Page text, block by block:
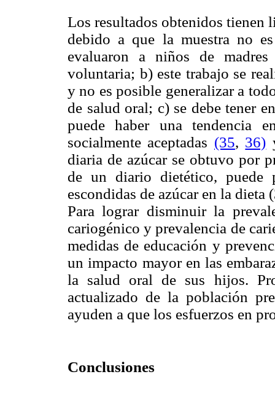
Los resultados obtenidos tienen
debido a que la muestra no
evaluaron a niños de
voluntaria; b) este trabajo se
y no es posible generalizar a
de salud oral; c) se debe tener
puede haber una tendencia
socialmente aceptadas (35, 36)
diaria de azúcar se obtuvo por
de un diario dietético, puede
escondidas de azúcar en la dieta
Para lograr disminuir la
cariogénico y prevalencia de
medidas de educación y
un impacto mayor en las
la salud oral de sus hijos.
actualizado de la población
ayuden a que los esfuerzos en
Conclusiones